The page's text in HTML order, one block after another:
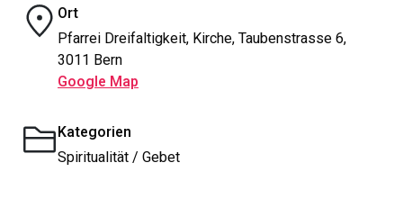
Ort
Pfarrei Dreifaltigkeit, Kirche, Taubenstrasse 6,
3011 Bern
Google Map
Kategorien
Spiritualität / Gebet